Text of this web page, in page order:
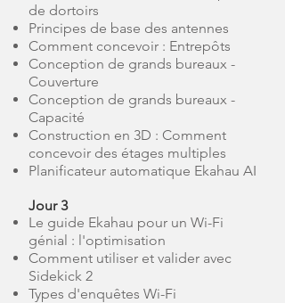
de dortoirs
Principes de base des antennes
Comment concevoir : Entrepôts
Conception de grands bureaux -
Couverture
Conception de grands bureaux -
Capacité
Construction en 3D : Comment
concevoir des étages multiples
Planificateur automatique Ekahau AI
Jour 3
Le guide Ekahau pour un Wi-Fi
génial : l'optimisation
Comment utiliser et valider avec
Sidekick 2
Types d'enquêtes Wi-Fi